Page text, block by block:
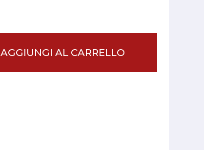
AGGIUNGI AL CARRELLO